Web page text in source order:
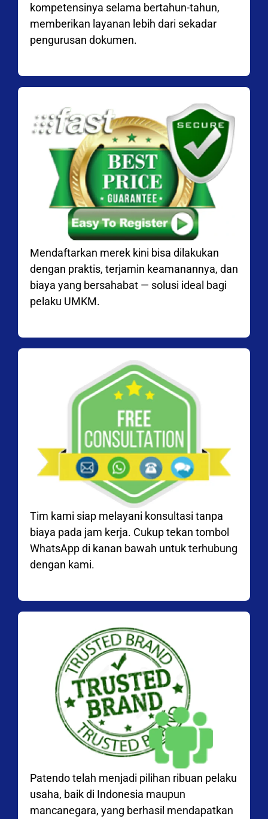
kompetensinya selama bertahun-tahun,
memberikan layanan lebih dari sekadar
pengurusan dokumen.
Mendaftarkan merek kini bisa dilakukan
dengan praktis, terjamin keamanannya, dan
biaya yang bersahabat — solusi ideal bagi
pelaku UMKM.
Tim kami siap melayani konsultasi tanpa
biaya pada jam kerja. Cukup tekan tombol
WhatsApp di kanan bawah untuk terhubung
dengan kami.
Patendo telah menjadi pilihan ribuan pelaku
usaha, baik di Indonesia maupun
mancanegara, yang berhasil mendapatkan